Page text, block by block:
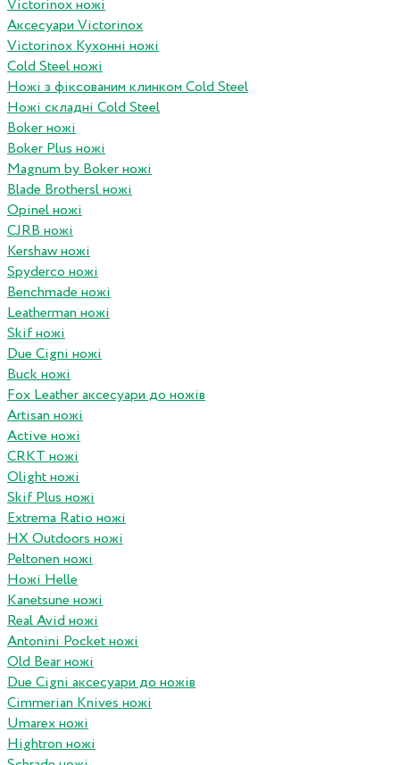
Victorinox ножі
Аксесуари Victorinox
Victorinox Кухонні ножі
Cold Steel ножі
Ножі з фіксованим клинком Cold Steel
Ножі складні Cold Steel
Boker ножі
Boker Plus ножі
Magnum by Boker ножі
Blade Brothersl ножі
Opinel ножі
CJRB ножі
Kershaw ножі
Spyderco ножі
Benchmade ножі
Leatherman ножі
Skif ножі
Due Cigni ножі
Buck ножі
Fox Leather аксесуари до ножів
Artisan ножі
Active ножі
CRKT ножі
Olight ножі
Skif Plus ножі
Extrema Ratio ножі
HX Outdoors ножі
Peltonen ножі
Ножі Helle
Kanetsune ножі
Real Avid ножі
Antonini Pocket ножі
Old Bear ножі
Due Cigni аксесуари до ножів
Cimmerian Knives ножі
Umarex ножі
Hightron ножі